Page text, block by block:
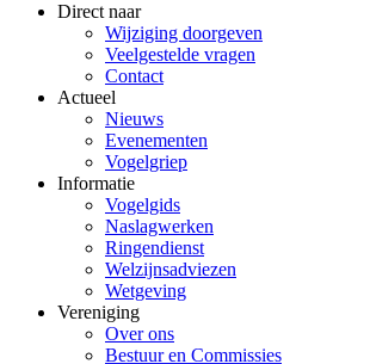
Direct naar
Wijziging doorgeven
Veelgestelde vragen
Contact
Actueel
Nieuws
Evenementen
Vogelgriep
Informatie
Vogelgids
Naslagwerken
Ringendienst
Welzijnsadviezen
Wetgeving
Vereniging
Over ons
Bestuur en Commissies